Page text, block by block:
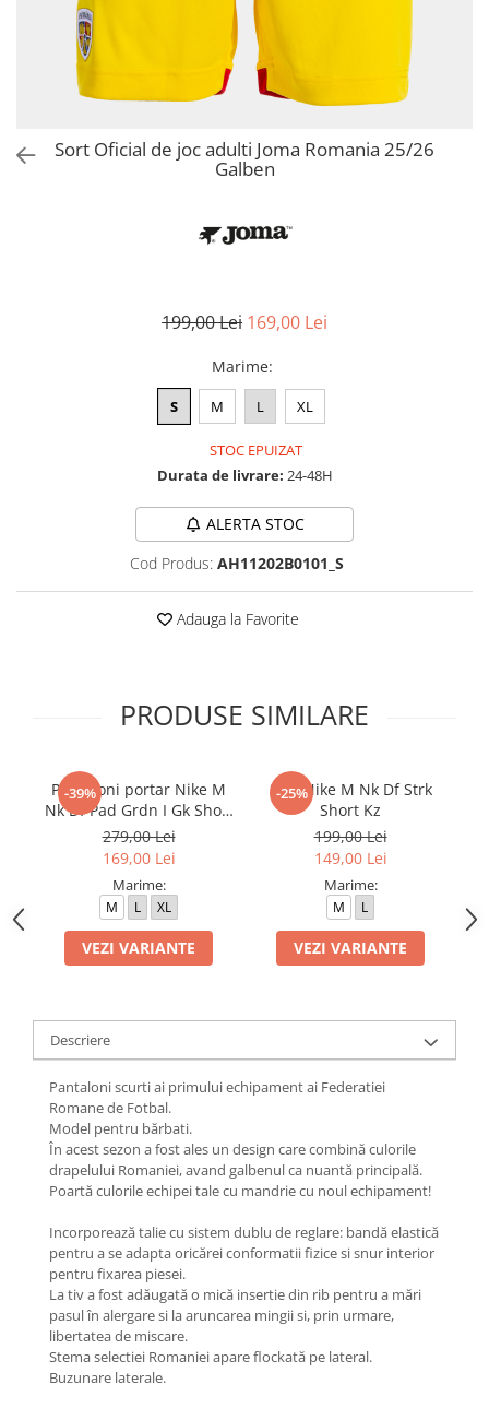
Bluze fotbal copii
Pantaloni lungi fotbal copii
Geci si veste fotbal copii
Imbracaminte fotbal femei
Sorturi fotbal femei
Sort Oficial de joc adulti Joma Romania 25/26
Galben
199,00 Lei 169,00 Lei
Marime:
S M L XL
STOC EPUIZAT
Durata de livrare: 24-48H
ALERTA STOC
Cod Produs: AH11202B0101_S
Adauga la Favorite
PRODUSE SIMILARE
-39%
Pantaloni portar Nike M
Nk Df Pad Grdn I Gk Short
K
279,00 Lei
169,00 Lei
Marime:
M L XL
VEZI VARIANTE
-25%
Sort Nike M Nk Df Strk
Short Kz
199,00 Lei
149,00 Lei
Marime:
M L
VEZI VARIANTE
Descriere
Pantaloni scurti ai primului echipament ai Federatiei
Romane de Fotbal.
Model pentru bărbati.
În acest sezon a fost ales un design care combină culorile
drapelului Romaniei, avand galbenul ca nuantă principală.
Poartă culorile echipei tale cu mandrie cu noul echipament!
Incorporează talie cu sistem dublu de reglare: bandă elastică
pentru a se adapta oricărei conformatii fizice si snur interior
pentru fixarea piesei.
La tiv a fost adăugată o mică insertie din rib pentru a mări
pasul în alergare si la aruncarea mingii si, prin urmare,
libertatea de miscare.
Stema selectiei Romaniei apare flockată pe lateral.
Buzunare laterale.